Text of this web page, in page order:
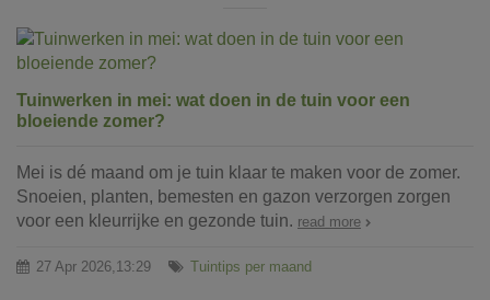
Tuinwerken in mei: wat doen in de tuin voor een
bloeiende zomer?
Mei is dé maand om je tuin klaar te maken voor de zomer.
Snoeien, planten, bemesten en gazon verzorgen zorgen
voor een kleurrijke en gezonde tuin. read more
27 Apr 2026,13:29 Tuintips per maand